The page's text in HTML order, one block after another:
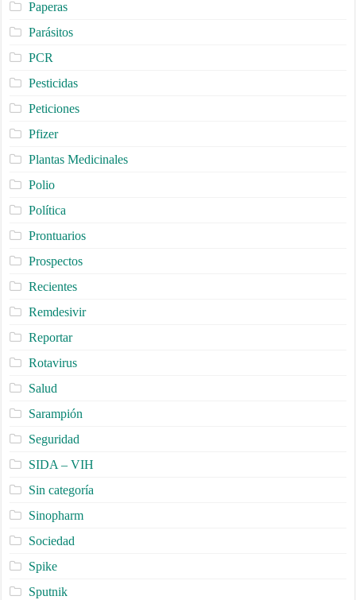
Paperas
Parásitos
PCR
Pesticidas
Peticiones
Pfizer
Plantas Medicinales
Polio
Política
Prontuarios
Prospectos
Recientes
Remdesivir
Reportar
Rotavirus
Salud
Sarampión
Seguridad
SIDA – VIH
Sin categoría
Sinopharm
Sociedad
Spike
Sputnik